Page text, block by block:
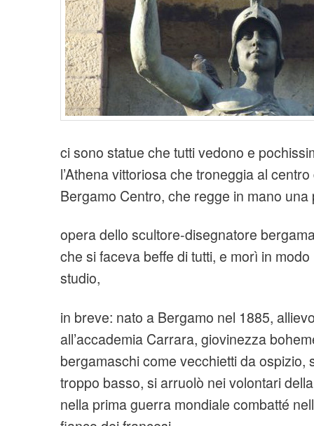
ci sono statue che tutti vedono e
l’Athena vittoriosa che troneggia al
Bergamo Centro, che regge in mano una
opera dello scultore-disegnatore
che si faceva beffe di tutti, e morì in
studio,
in breve: nato a Bergamo nel 1885,
all’accademia Carrara, giovinezza
bergamaschi come vecchietti da ospizio,
troppo basso, si arruolò nei volontari
nella prima guerra mondiale combatté